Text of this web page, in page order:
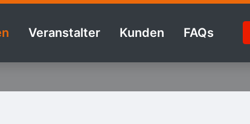
Veranstalter Kunden FAQs